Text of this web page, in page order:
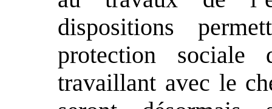
dispositions
protection sociale
travaillant avec le